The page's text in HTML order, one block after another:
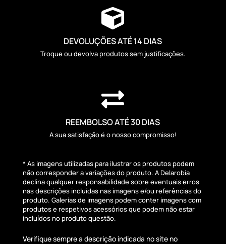

DEVOLUÇÕES ATÉ 14 DIAS
Troque ou devolva produtos sem justificações.

REEMBOLSO ATÉ 30 DIAS
A sua satisfação é o nosso compromisso!
* As imagens utilizadas para ilustrar os produtos podem
não corresponder a variações do produto. A Delarobia
declina qualquer responsabilidade sobre eventuais erros
nas descrições incluídas nas imagens e/ou referências do
produto. Galerias de imagens podem conter imagens com
produtos e respetivos acessórios que podem não estar
incluídos no produto questão.
Verifique sempre a descrição indicada no site no